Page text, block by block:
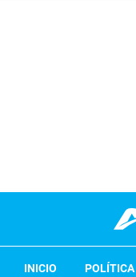
INICIO POLÍTICA